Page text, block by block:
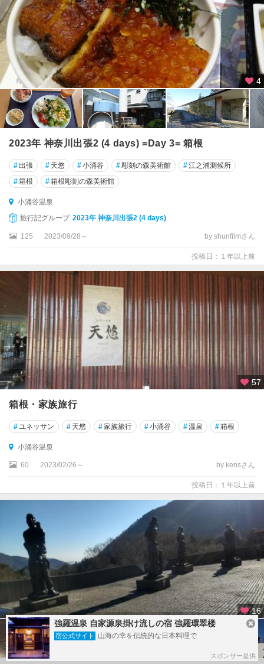
4
2023年 神奈川出張2 (4 days) =Day 3= 箱根
#出張 # 天悠 #小涌谷 #彫刻の森美術館 #江之浦測候所
#箱根 #箱根彫刻の森美術館
小涌谷温泉
旅行記グループ 2023年 神奈川出張2 (4 days)
125 2023/09/28～ by shunfilmさん
投稿日：１年以上前
57
箱根・家族旅行
#ユネッサン # 天悠 #家族旅行 #小涌谷 #温泉 #箱根
小涌谷温泉
60 2023/02/26～ by kensさん
投稿日：１年以上前
16
強羅温泉 自家源泉掛け流しの宿 強羅環翠楼
宿公式サイト 山海の幸を伝統的な日本料理で
スポンサー提供